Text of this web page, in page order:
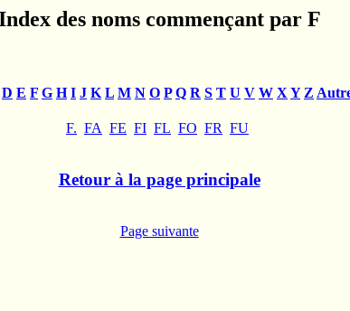
des noms commençant par F
D E F G H I J K L M N O P Q R S T U V W X Y Z
F. FA FE FI FL FO FR FU
Retour à la page principale
Page suivante